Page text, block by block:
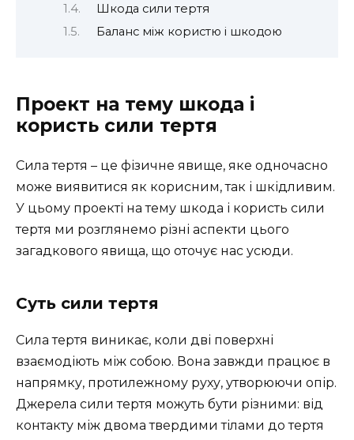
Шкода сили тертя
Баланс між користю і шкодою
Проект на тему шкода і
користь сили тертя
Сила тертя – це фізичне явище, яке одночасно
може виявитися як корисним, так і шкідливим.
У цьому проекті на тему шкода і користь сили
тертя ми розглянемо різні аспекти цього
загадкового явища, що оточує нас усюди.
Суть сили тертя
Сила тертя виникає, коли дві поверхні
взаємодіють між собою. Вона завжди працює в
напрямку, протилежному руху, утворюючи опір.
Джерела сили тертя можуть бути різними: від
контакту між двома твердими тілами до тертя